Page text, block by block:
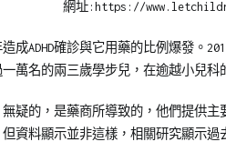
網址:https://
成ADHD確診與它用藥的比例爆發。
萬名的兩三歲學步兒，在逾越小兒科
無疑的，是藥商所導致的，他們提供
資料顯示並非這樣，相關研究顯示